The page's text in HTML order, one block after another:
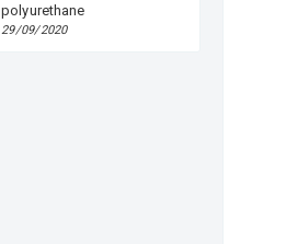
polyurethane
29/09/2020